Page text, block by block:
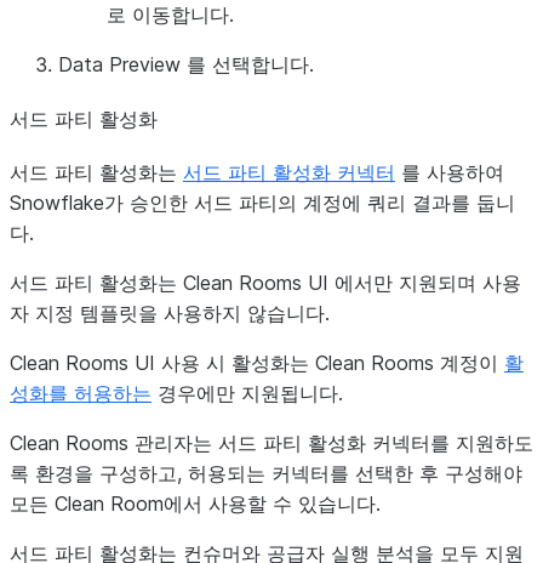
로 이동합니다.
Data Preview 를 선택합니다.
서드 파티 활성화
서드 파티 활성화는 서드 파티 활성화 커넥터 를 사용하여
Snowflake가 승인한 서드 파티의 계정에 쿼리 결과를 둡니
다.
서드 파티 활성화는 Clean Rooms UI 에서만 지원되며 사용
자 지정 템플릿을 사용하지 않습니다.
Clean Rooms UI 사용 시 활성화는 Clean Rooms 계정이 활
성화를 허용하는 경우에만 지원됩니다.
Clean Rooms 관리자는 서드 파티 활성화 커넥터를 지원하도
록 환경을 구성하고, 허용되는 커넥터를 선택한 후 구성해야
모든 Clean Room에서 사용할 수 있습니다.
서드 파티 활성화는 컨슈머와 공급자 실행 분석을 모두 지원